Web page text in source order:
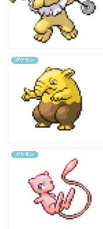
ポケモン
ポケモン